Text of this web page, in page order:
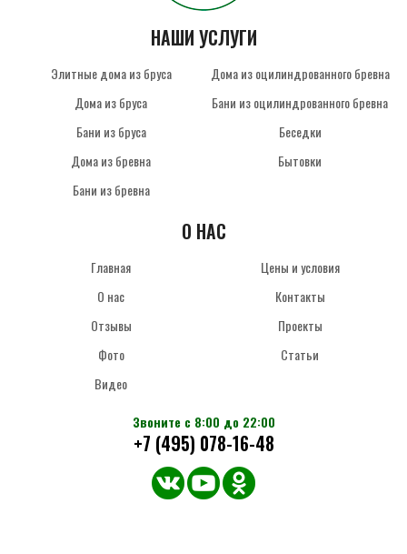
НАШИ УСЛУГИ
Элитные дома из бруса
Дома из бруса
Бани из бруса
Дома из бревна
Бани из бревна
Дома из оцилиндрованного бревна
Бани из оцилиндрованного бревна
Беседки
Бытовки
О НАС
Главная
О нас
Отзывы
Фото
Видео
Цены и условия
Контакты
Проекты
Статьи
Звоните с 8:00 до 22:00
+7 (495) 078-16-48